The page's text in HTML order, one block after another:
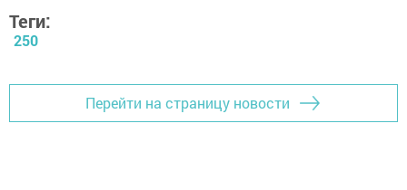
Теги:
250
Перейти на страницу новости